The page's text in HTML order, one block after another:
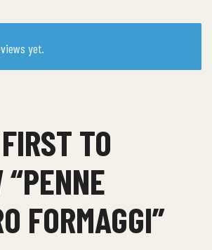
yet.
TO
FORMAGGI”